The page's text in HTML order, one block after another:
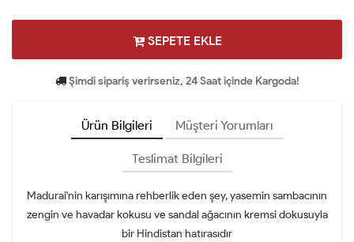
SEPETE EKLE
Şimdi sipariş verirseniz, 24 Saat içinde Kargoda!
Ürün Bilgileri Müşteri Yorumları
Teslimat Bilgileri
Madurai'nin karışımına rehberlik eden şey, yasemin sambacının
zengin ve havadar kokusu ve sandal ağacının kremsi dokusuyla
bir Hindistan hatırasıdır